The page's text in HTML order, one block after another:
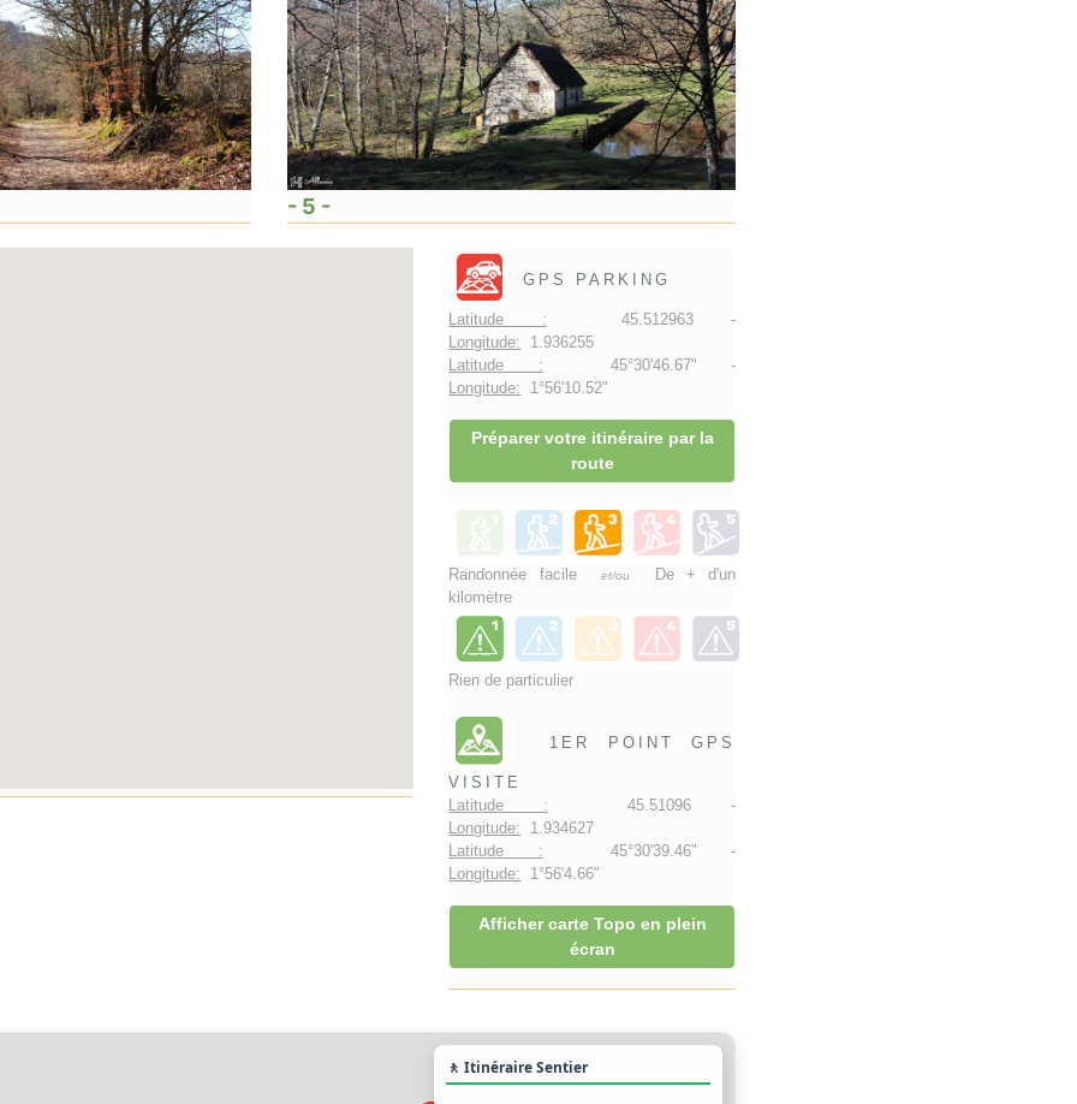
- 5 -
GPS PARKING
Latitude : 45.512963 -
Longitude: 1.936255
Latitude : 45°30'46.67" -
Longitude: 1°56'10.52"
Préparer votre itinéraire par la
route
Randonnée facileet/ou
De + d'un
kilomètre
Rien de particulier
1ER POINT GPS
VISITE
Latitude : 45.51096 -
Longitude: 1.934627
Latitude : 45°30'39.46" -
Longitude: 1°56'4.66"
Afficher carte Topo en plein
écran
🚶 Itinéraire Sentier